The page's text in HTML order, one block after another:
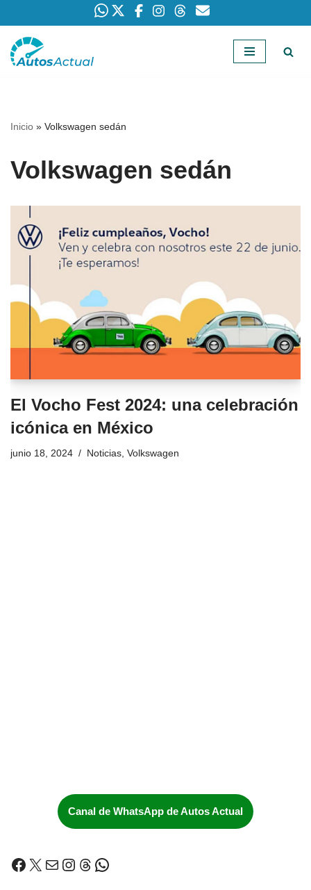
Saltar
Inicio » Volkswagen sedán
Volkswagen sedán
El Vocho Fest 2024: una celebración
icónica en México
junio 18, 2024 Noticias Volkswagen
Canal de WhatsApp de Autos Actual